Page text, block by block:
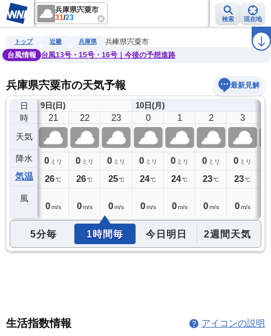
兵庫県宍粟市
31/23 検索 現在地
雨雲レーダー 台風情報 地震情報 ラ
トップ 近畿 兵庫県
兵庫県宍粟市
台風情報
台風13号・15号・16号｜今後の予想進路
兵庫県宍粟市の天気予報 最新見解
日
時
天気
降水
気温
風
9日(日)
20
0ミリ
27℃
21
0 ミリ
26℃
0 m/s
22
0 ミリ
26℃
0 m/s
23
0 ミリ
25 ℃
0m/s
10日(月)
0
0 ミリ
24℃
0 m/s
1
0 ミリ
24℃
0 m/s
2
0 ミリ
23℃
0 m/s
3
0 ミリ
23℃
0 m/s
5分毎 1時間毎 今日明日 2週間天気
生活指数情報 アイコンの説明